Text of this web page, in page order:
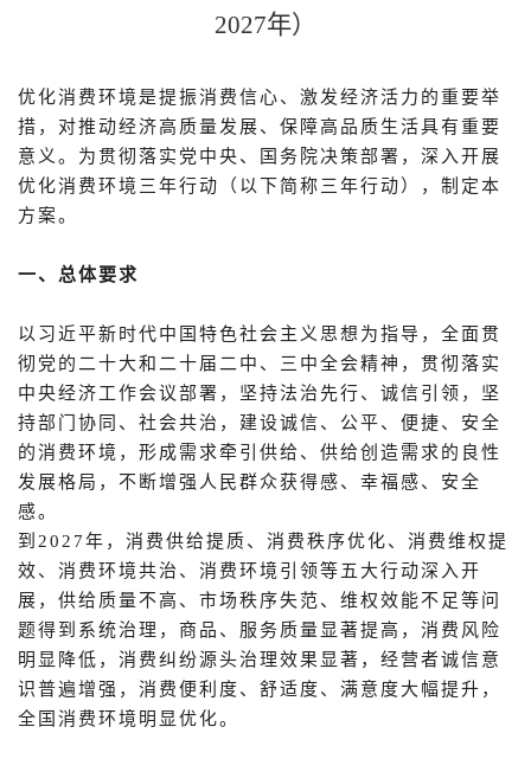
2027年）
优化消费环境是提振消费信心、激发经济活力的重要举
措，对推动经济高质量发展、保障高品质生活具有重要
意义。为贯彻落实党中央、国务院决策部署，深入开展
优化消费环境三年行动（以下简称三年行动），制定本
方案。
一、总体要求
以习近平新时代中国特色社会主义思想为指导，全面贯
彻党的二十大和二十届二中、三中全会精神，贯彻落实
中央经济工作会议部署，坚持法治先行、诚信引领，坚
持部门协同、社会共治，建设诚信、公平、便捷、安全
的消费环境，形成需求牵引供给、供给创造需求的良性
发展格局，不断增强人民群众获得感、幸福感、安全
感。
到2027年，消费供给提质、消费秩序优化、消费维权提
效、消费环境共治、消费环境引领等五大行动深入开
展，供给质量不高、市场秩序失范、维权效能不足等问
题得到系统治理，商品、服务质量显著提高，消费风险
明显降低，消费纠纷源头治理效果显著，经营者诚信意
识普遍增强，消费便利度、舒适度、满意度大幅提升，
全国消费环境明显优化。